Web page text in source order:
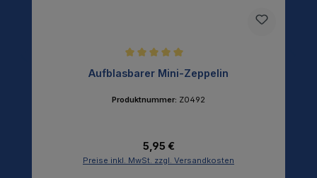
Aufblasbarer Mini-Zeppelin
Produktnummer: Z0492
Regulärer Preis:
5,95 €
Preise inkl. MwSt. zzgl. Versandkosten